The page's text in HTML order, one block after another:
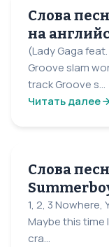
Слова
на
(Lady Gaga
Groove slam
track Groove s...
Читать далее
Слова
1, 2, 3 Nowhere,
Maybe this time
cra...